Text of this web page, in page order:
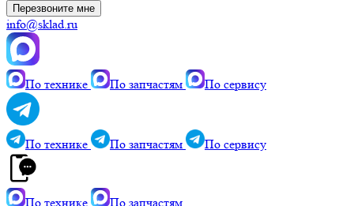
Перезвоните мне
info@sklad.ru
По технике По запчастям По сервису
По технике По запчастям По сервису
По технике
По запчастям